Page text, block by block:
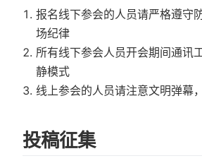
报名线下参会的人员请严格遵守
场纪律
所有线下参会人员开会期间通讯
静模式
线上参会的人员请注意文明弹幕
投稿征集